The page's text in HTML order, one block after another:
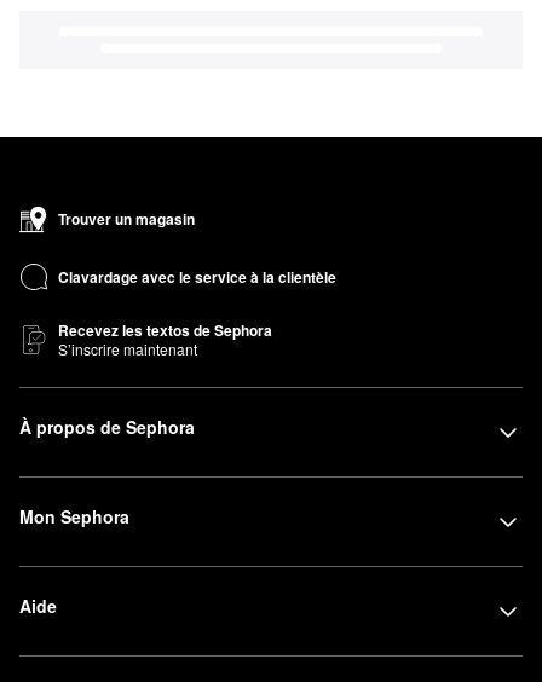
Trouver un magasin
Clavardage avec le service à la clientèle
Recevez les textos de Sephora
S’inscrire maintenant
À propos de Sephora
Mon Sephora
Aide